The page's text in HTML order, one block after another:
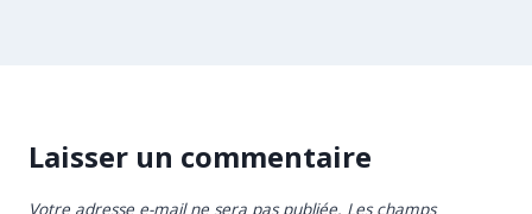
Laisser un commentaire
Votre adresse e-mail ne sera pas publiée. Les champs